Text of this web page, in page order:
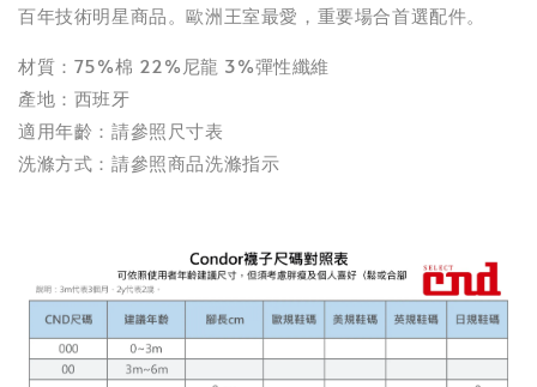
百年技術明星商品。歐洲王室最愛，重要場合首選配件。
材質：75%棉 22%尼龍 3%彈性纖維
產地：西班牙
適用年齡：請參照尺寸表
洗滌方式：請參照商品洗滌指示